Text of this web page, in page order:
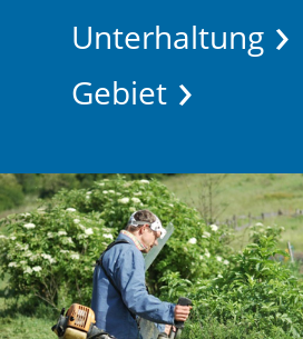
Unterhaltung
Gebiet